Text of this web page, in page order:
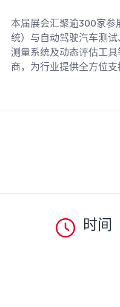
本届展会汇聚逾300家参
统）与自动驾驶汽车测
测量系统及动态评估工
商，为行业提供全方位支
时间